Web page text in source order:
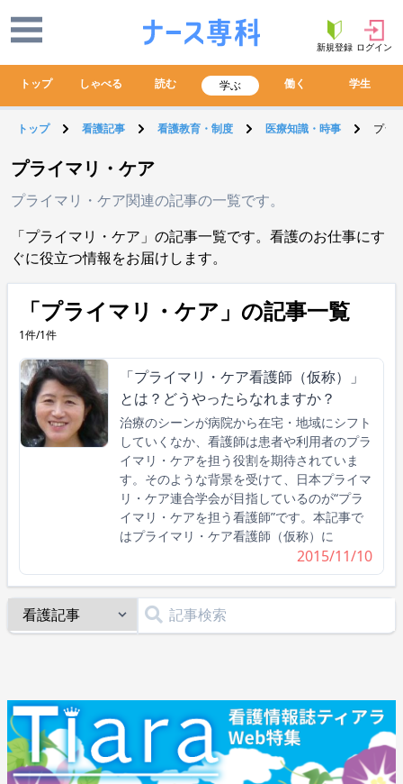
新規登録 ログイン
トップ しゃべる 読む 学ぶ 働く 学生
トップ 看護記事 看護教育・制度 医療知識・時事 プラ
プライマリ・ケア
プライマリ・ケア関連の記事の一覧です。
「プライマリ・ケア」の記事一覧です。看護のお仕事にす
ぐに役立つ情報をお届けします。
「プライマリ・ケア」の記事一覧
1件/1件
「プライマリ・ケア看護師（仮称）」
とは？どうやったらなれますか？
治療のシーンが病院から在宅・地域にシフト
していくなか、看護師は患者や利⽤者のプラ
イマリ・ケアを担う役割を期待されていま
す。そのような背景を受けて、⽇本プライマ
リ・ケア連合学会が⽬指しているのが“プラ
イマリ・ケアを担う看護師”です。本記事で
はプライマリ・ケア看護師（仮称）に
2015/11/10